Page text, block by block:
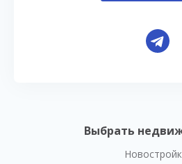
Выбрать